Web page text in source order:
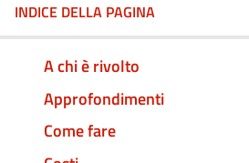
INDICE DELLA PAGINA
A chi è rivolto
Approfondimenti
Come fare